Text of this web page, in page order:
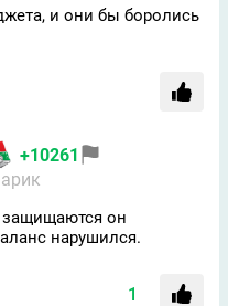
и они бы боролись
+10261
он
нарушился.
1